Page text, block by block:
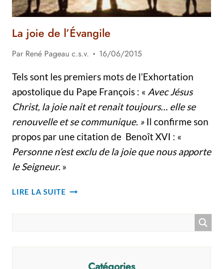
La joie de l’Évangile
Par René Pageau c.s.v.
16/06/2015
Tels sont les premiers mots de l’Exhortation
apostolique du Pape François : « Avec Jésus
Christ, la joie nait et renait toujours… elle se
renouvelle et se communique. » Il confirme son
propos par une citation de Benoît XVI : «
Personne n’est exclu de la joie que nous apporte
le Seigneur. »
LIRE LA SUITE LA